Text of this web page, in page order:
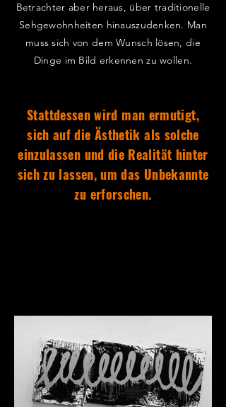
Betrachter aber heraus, über traditionelle
Sehgewohnheiten hinauszudenken. Man
muss sich von dem Wunsch lösen, die
Dinge im Bild erkennen zu wollen.
Stattdessen wird man ermutigt,
sich auf die Ästhetik als solche
einzulassen und die Realität hinter
sich zu lassen, um das Unbekannte
zu erforschen.